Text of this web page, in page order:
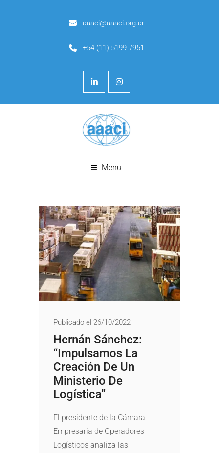
aaaci@aaaci.org.ar
+54 (11) 5199-7951
Menu
Publicado el 26/10/2022
Hernán Sánchez:
“Impulsamos La
Creación De Un
Ministerio De
Logística”
El presidente de la Cámara
Empresaria de Operadores
Logísticos analiza las